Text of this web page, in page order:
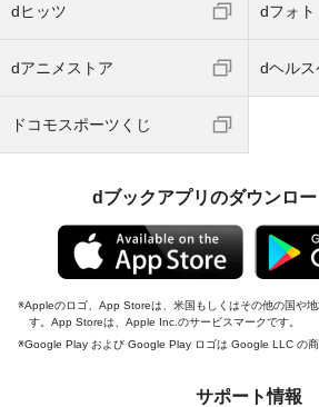
dヒッツ dフォト
dアニメストア dヘルス
ドコモスポーツくじ
dブックアプリのダウンロ
Appleのロゴ、App Storeは、米国もしくはその他の国や
す。App Storeは、Apple Inc.のサービスマークです。
Google Play および Google Play ロゴは Google LLC の商
サポート情報